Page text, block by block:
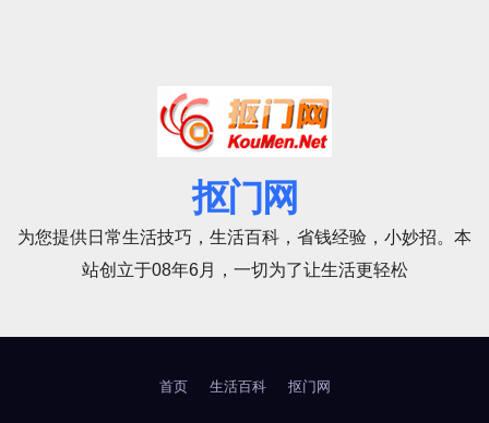
抠门网
为您提供日常生活技巧，生活百科，省钱经验，小妙招。本
站创立于08年6月，一切为了让生活更轻松
首页 生活百科 抠门网